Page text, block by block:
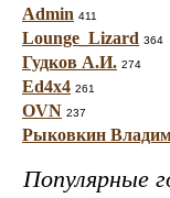
Admin 411
Lounge_Lizard 364
Гудков А.И. 274
Ed4x4 261
OVN 237
Рыковкин
Популярные